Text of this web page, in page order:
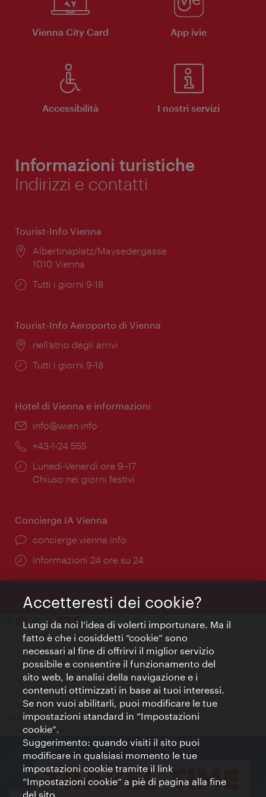
Vienna City Card App ivie
Accessibilità I nostri servizi
Informazioni turistiche
Indirizzi e contatti
Tourist-Info Vienna
Posizione:
Albertinaplatz/Maysedergasse
1010 Vienna
Orari
Tutti i giorni 9-18
Tourist-Info Aeroporto di Vienna
Posizione:
nell’atrio degli arrivi
Orari
Tutti i giorni 9-18
Hotel di Vienna e informazioni
Email:
info@wien.info
Telefono:
+43-1-24 555
Orari
di
Lunedì-Venerdì ore 9–17
Chiuso nei giorni festivi
Concierge IA Vienna
Ort:
concierge.vienna.info
Öffnungszeiten:
Informazioni 24 ore su 24
Contatti
Colophon
Dichiarazione sulla protezione dei dati
Terms of Use
Accessibilità
Contatto stampa
Impostazioni cookie
© Copyright WienTourismus
Accetteresti dei cookie?
Lungi da noi l’idea di volerti importunare. Ma il
fatto è che i cosiddetti “cookie” sono
necessari al fine di offrirvi il miglior servizio
possibile e consentire il funzionamento del
sito web, le analisi della navigazione e i
contenuti ottimizzati in base ai tuoi interessi.
Se non vuoi abilitarli, puoi modificare le tue
impostazioni standard in “Impostazioni
cookie”.
Suggerimento: quando visiti il sito puoi
modificare in qualsiasi momento le tue
impostazioni cookie tramite il link
“Impostazioni cookie” a piè di pagina alla fine
del sito.